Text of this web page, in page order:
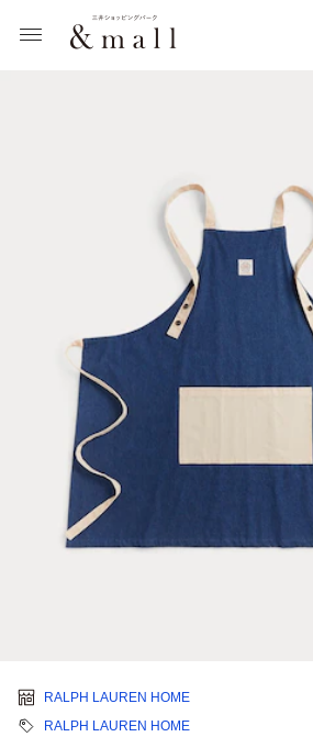
RALPH LAUREN HOME
RALPH LAUREN HOME